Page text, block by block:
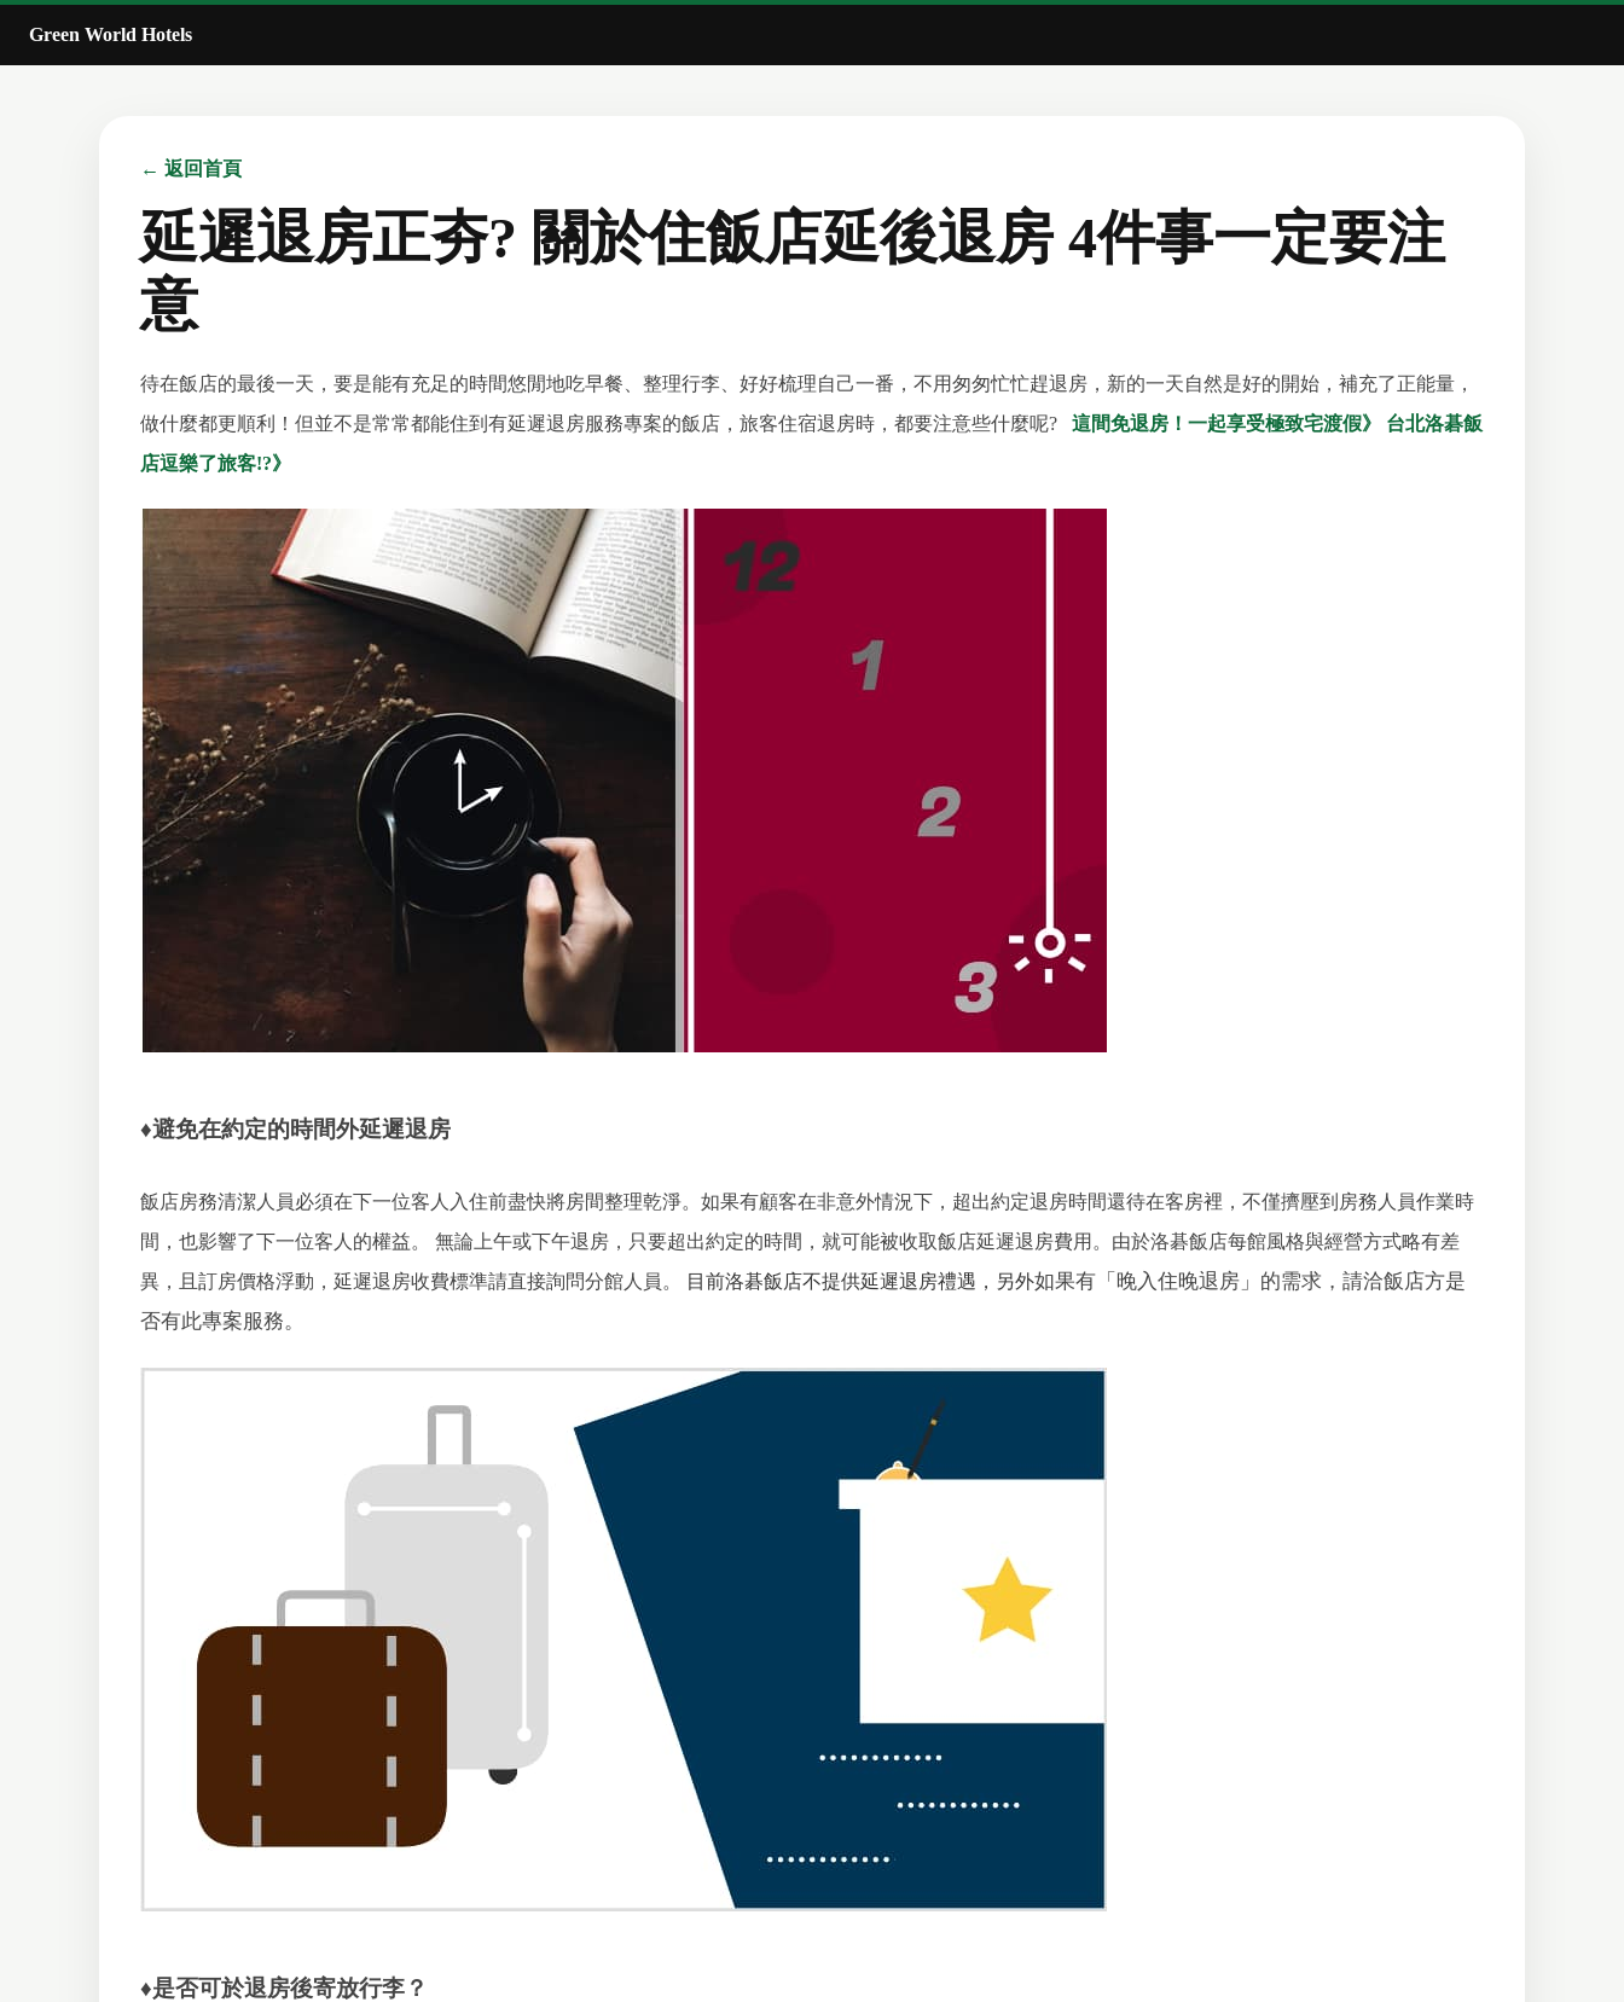
Green World Hotels
← 返回首頁
延遲退房正夯? 關於住飯店延後退房 4件事一定要注
意
待在飯店的最後一天，要是能有充足的時間悠閒地吃早餐、整理行李、好好梳理自己一番，不用匆匆忙忙趕退房，新的一天自然是好的開始，補充了正能量，
做什麼都更順利！但並不是常常都能住到有延遲退房服務專案的飯店，旅客住宿退房時，都要注意些什麼呢?
這間免退房！一起享受極致宅渡假》
台北洛碁飯
店逗樂了旅客!?》
♦避免在約定的時間外延遲退房
飯店房務清潔人員必須在下一位客人入住前盡快將房間整理乾淨。如果有顧客在非意外情況下，超出約定退房時間還待在客房裡，不僅擠壓到房務人員作業時
間，也影響了下一位客人的權益。
無論上午或下午退房，只要超出約定的時間，就可能被收取飯店延遲退房費用。由於洛碁飯店每館風格與經營方式略有差
異，且訂房價格浮動，延遲退房收費標準請直接詢問分館人員。
目前洛碁飯店不提供延遲退房禮遇，另外如果有「晚入住晚退房」的需求，請洽飯店方是
否有此專案服務。
♦是否可於退房後寄放行李？